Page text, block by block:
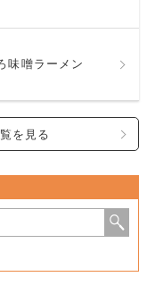
味噌ラーメン
ーメン の一覧を見る